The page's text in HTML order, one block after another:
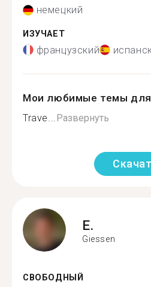
немецкий
ИЗУЧАЕТ
французский
Мои любимые темы для
Trave... Развернуть
E.
Giessen
СВОБОДНЫЙ